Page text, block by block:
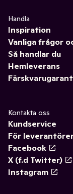
Handla
Inspiration
Vanliga frågor
Så handlar du
Hemleverans
Kontakta oss
Kundservice
För
Facebook
X (f.d Twitter)
Instagram